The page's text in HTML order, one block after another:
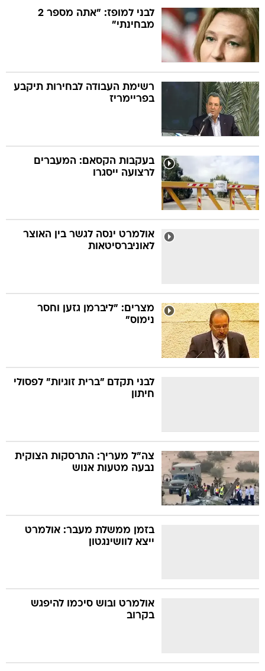
לבני למופז: "אתה מספר 2
מבחינתי"
רשימת העבודה לבחירות תיקבע
בפריימריז
בעקבות הקסאם: המעברים
לרצועה ייסגרו
אולמרט ינסה לגשר בין האוצר
לאוניברסיטאות
מצרים: "ליברמן גזען וחסר
נימוס"
לבני תקדם "ברית זוגיות" לפסולי
חיתון
צה"ל מעריך: התרסקות הצוקית
נבעה מטעות אנוש
בזמן ממשלת מעבר: אולמרט
ייצא לוושינגטון
אולמרט ובוש סיכמו להיפגש
בקרוב